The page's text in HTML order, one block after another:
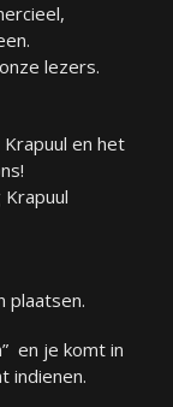
lezers.
en het
Krapuul
plaatsen.
en je komt in
indienen.